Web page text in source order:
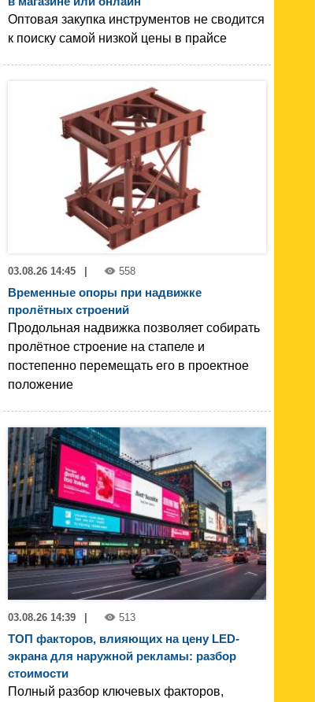
Оптовая закупка инструментов не сводится
к поиску самой низкой цены в прайсе
03.08.26 14:45 558
Временные опоры при надвижке
пролётных строений
Продольная надвижка позволяет собирать
пролётное строение на стапеле и
постепенно перемещать его в проектное
положение
03.08.26 14:39 | 513
ТОП факторов, влияющих на цену LED-
экрана для наружной рекламы: разбор
стоимости
Полный разбор ключевых факторов,